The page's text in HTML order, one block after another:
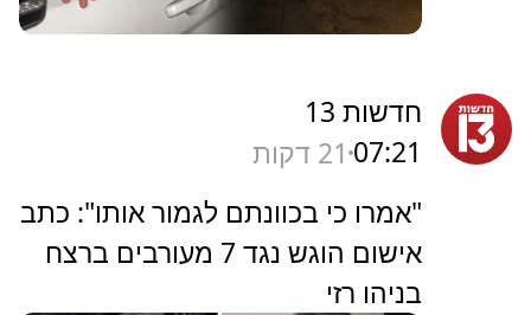
חדשות 13
07:21 21 דקות
"אמרו כי בכוונתם לגמור אותו": כתב
אישום הוגש נגד 7 מעורבים ברצח
בניהו רזי